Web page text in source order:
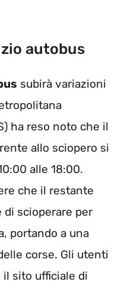
autobus
subirà variazioni
ha reso noto che il
allo sciopero si
alle 18:00.
che il restante
di scioperare per
portando a una
corse. Gli utenti
sito ufficiale di